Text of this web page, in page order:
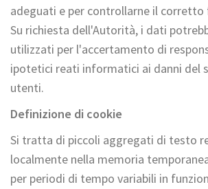
adeguati e per controllarne il
Su richiesta dell'Autorità, i dati
utilizzati per l'accertamento di
ipotetici reati informatici ai danni del
utenti.
Definizione di cookie
Si tratta di piccoli aggregati di testo
localmente nella memoria
per periodi di tempo variabili in